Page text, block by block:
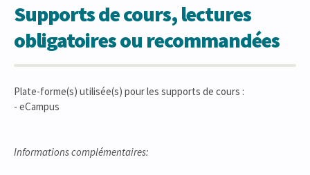
Supports de cours, lectures
obligatoires ou recommandées
Plate-forme(s) utilisée(s) pour les supports de cours :
- eCampus
Informations complémentaires: